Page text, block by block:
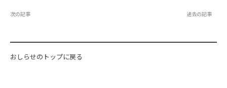
次の記事 過去の記事
おしらせのトップに戻る